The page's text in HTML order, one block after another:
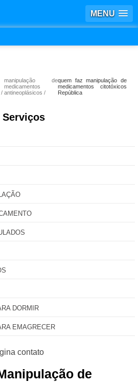
MENU
manipulação de
medicamentos
antineoplásicos
quem faz manipulação de
medicamentos citotóxicos
República
Serviços
DORMIR
EMAGRECER
de